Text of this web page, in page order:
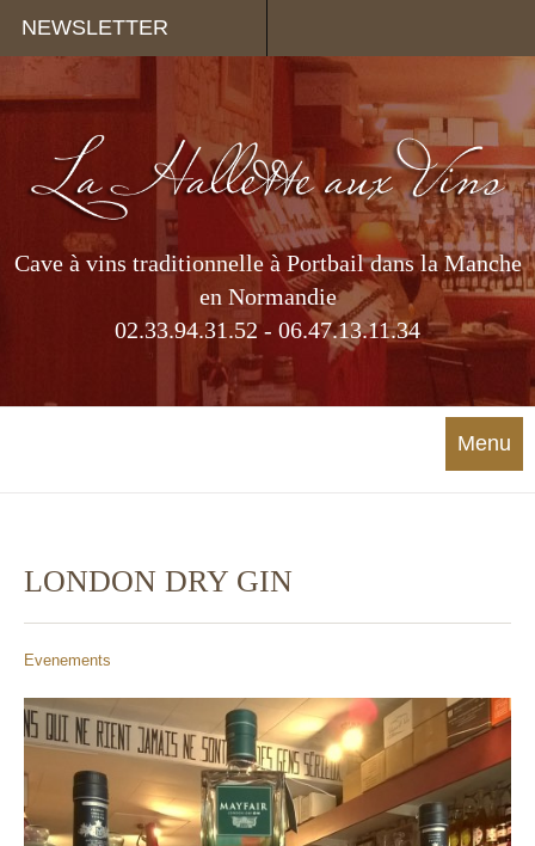
NEWSLETTER
Cave à vins traditionnelle à Portbail dans la Manche
en Normandie
02.33.94.31.52 - 06.47.13.11.34
Menu
LONDON DRY GIN
Evenements
Panneau de gestion des cookies